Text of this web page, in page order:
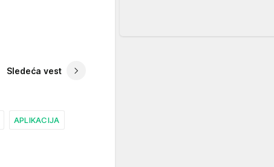
Sledeća vest
APLIKACIJA